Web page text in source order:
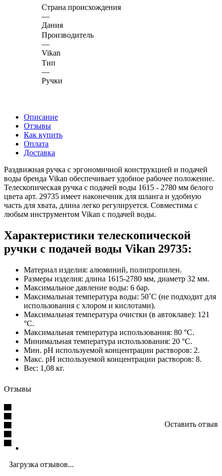
Страна происхождения
—
Дания
Производитель
—
Vikan
Тип
—
Ручки
Описание
Отзывы
Как купить
Оплата
Доставка
Раздвижная ручка с эргономичной конструкцией и подачей
воды бренда Vikan обеспечивает удобное рабочее положение.
Телескопическая ручка с подачей воды 1615 - 2780 мм белого
цвета арт. 29735 имеет наконечник для шланга и удобную
часть для хвата, длина легко регулируется. Совместима с
любым инструментом Vikan с подачей воды.
Характеристики телескопической
ручки с подачей воды Vikan 29735:
Материал изделия: алюминий, полипропилен.
Размеры изделия: длина 1615-2780 мм, диаметр 32 мм.
Максимальное давление воды: 6 бар.
Максимальная температура воды: 50˚C (не подходит для
использования с хлором и кислотами).
Максимальная температура очистки (в автоклаве): 121
°С.
Максимальная температура использования: 80 °C.
Минимальная температура использования: 20 °C.
Мин. pH используемой концентрации растворов: 2.
Макс. pH используемой концентрации растворов: 8.
Вес: 1,08 кг.
Отзывы
Оставить отзыв
Загрузка отзывов...